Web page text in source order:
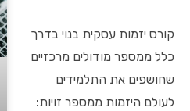
קורס יזמות עסקית בנוי בדרך
כלל ממספר מודולים מרכזיים
שחושפים את התלמידים
לעולם היזמות ממספר זויות: